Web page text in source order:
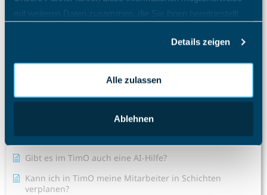
mit weiteren Daten zusammen, die Sie ihnen bereitgestellt
Details zeigen
Alle zulassen
Ablehnen
Wie ändere ich die Rolle eines Mitarbeiters?
Wie importiere ich Mitarbeiter, Kunden, Projekte, MS
Ein neues Projekt erstellen
Gibt es im TimO auch eine AI-Hilfe?
Kann ich in TimO meine Mitarbeiter in Schichten
verplanen?